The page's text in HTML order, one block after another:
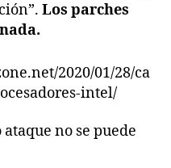
Los parches
2020/01/28/ca
intel/
no se puede